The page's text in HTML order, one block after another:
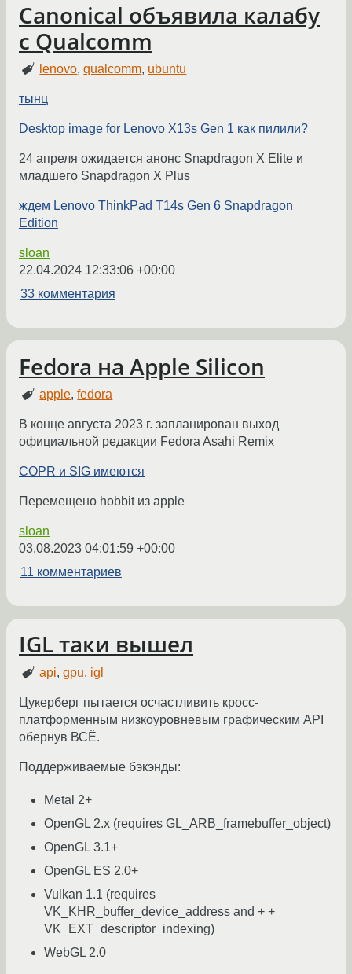
Canonical объявила калабу
с Qualcomm
lenovo,qualcomm, ubuntu
тынц
Desktop image for Lenovo X13s Gen 1 как пилили?
24 апреля ожидается анонс Snapdragon X Elite и
младшего Snapdragon X Plus
ждем Lenovo ThinkPad T14s Gen 6 Snapdragon
Edition
sloan
22.04.2024 12:33:06 +00:00
33 комментария
Fedora на Apple Silicon
apple,fedora
В конце августа 2023 г. запланирован выход
официальной редакции Fedora Asahi Remix
COPR и SIG имеются
Перемещено hobbit из apple
sloan
03.08.2023 04:01:59 +00:00
11 комментариев
IGL таки вышел
api,gpu, igl
Цукерберг пытается осчастливить кросс-
платформенным низкоуровневым графическим API
обернув ВСË.
Поддерживаемые бэкэнды:
Metal 2+
OpenGL 2.x (requires GL_ARB_framebuffer_object)
OpenGL 3.1+
OpenGL ES 2.0+
Vulkan 1.1 (requires
VK_KHR_buffer_device_address and + +
VK_EXT_descriptor_indexing)
WebGL 2.0